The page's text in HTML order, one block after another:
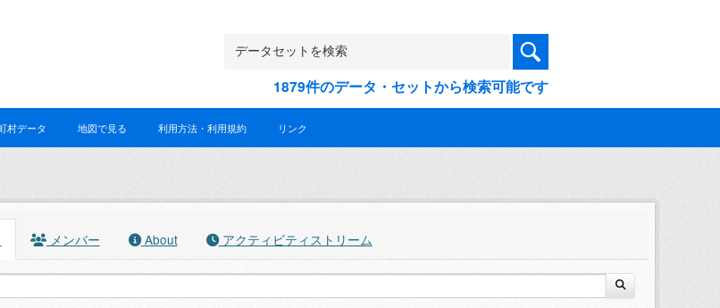
1879件のデータ・セットから検索可能です
村データ 地図で見る 利用方法・利用規約 リンク
メンバー About アクティビティストリーム